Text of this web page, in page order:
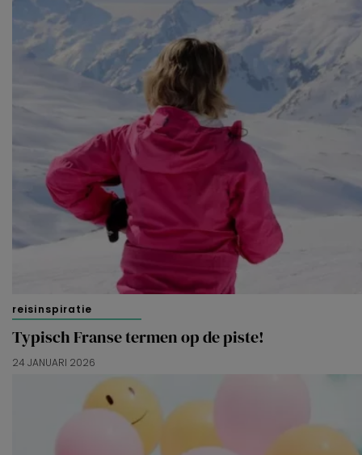
reisinspiratie
Typisch Franse termen op de piste!
24 JANUARI 2026